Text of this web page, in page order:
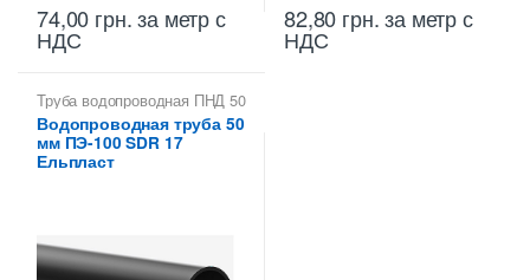
74,00 грн. за метр с
НДС
82,80 грн. за метр с
НДС
Труба водопроводная ПНД 50
мм
Водопроводная труба 50
мм ПЭ-100 SDR 17
Ельпласт